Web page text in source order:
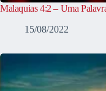
Malaquias 4:2 – Uma
15/08/2022